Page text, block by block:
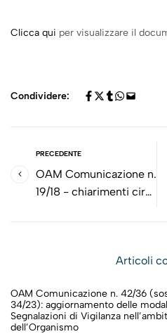
Clicca qui per visualizzare il
Condividere:
PRECEDENTE
OAM Comunicazione n.
19/18 - chiarimenti circa
Articoli
OAM Comunicazione n. 42/36
34/23): aggiornamento delle
Segnalazioni di Vigilanza
dell’Organismo